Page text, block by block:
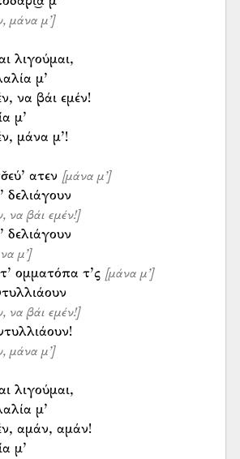
μάνα μ’]
λιγούμαι,
μ’
να βάι εμέν!
μ’
μάνα μ’!
ατεν [μάνα μ’]
να βάι εμέν!]
μ’]
ομματόπα τ’ς [μάνα μ’]
να βάι εμέν!]
τ’ εμά πώς χαντυλλιάουν!
μάνα μ’]
λιγούμαι,
μ’
αμάν, αμάν!
μ’